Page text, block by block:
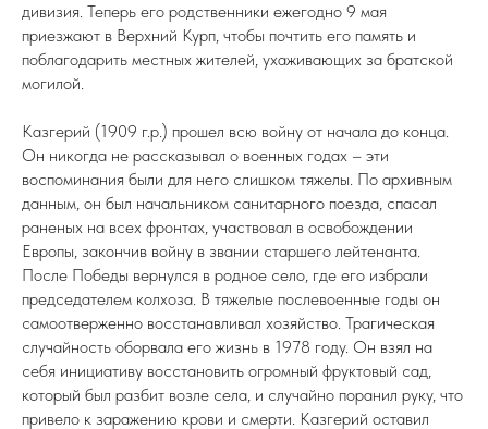
дивизия. Теперь его родственники ежегодно 9 мая
приезжают в Верхний Курп, чтобы почтить его память и
поблагодарить местных жителей, ухаживающих за братской
могилой.
Казгерий (1909 г.р.) прошел всю войну от начала до конца.
Он никогда не рассказывал о военных годах – эти
воспоминания были для него слишком тяжелы. По архивным
данным, он был начальником санитарного поезда, спасал
раненых на всех фронтах, участвовал в освобождении
Европы, закончив войну в звании старшего лейтенанта.
После Победы вернулся в родное село, где его избрали
председателем колхоза. В тяжелые послевоенные годы он
самоотверженно восстанавливал хозяйство. Трагическая
случайность оборвала его жизнь в 1978 году. Он взял на
себя инициативу восстановить огромный фруктовый сад,
который был разбит возле села, и случайно поранил руку, что
привело к заражению крови и смерти. Казгерий оставил